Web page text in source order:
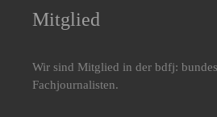
Mitglied
Wir sind Mitglied in der bdfj:
Fachjournalisten.